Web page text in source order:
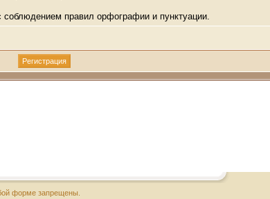
правил орфографии и пунктуации.
форме запрещены.